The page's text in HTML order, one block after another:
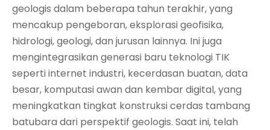
geologis dalam beberapa tahun terakhir, yang
mencakup pengeboran, eksplorasi geofisika,
hidrologi, geologi, dan jurusan lainnya. Ini juga
mengintegrasikan generasi baru teknologi TIK
seperti internet industri, kecerdasan buatan, data
besar, komputasi awan dan kembar digital, yang
meningkatkan tingkat konstruksi cerdas tambang
batubara dari perspektif geologis. Saat ini, telah